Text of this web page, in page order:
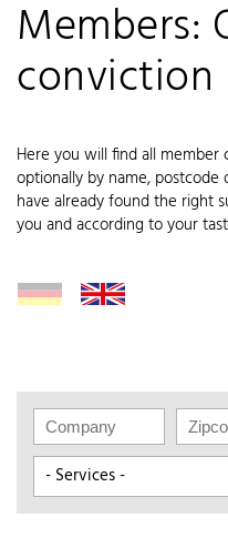
Members:
conviction
Here you will find all member
optionally by name, postcode
have already found the right
you and according to your